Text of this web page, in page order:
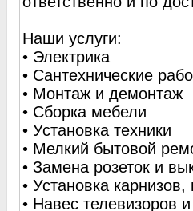
Наши услуги:
• Электрика
• Сантехнические
• Монтаж и демонтаж
• Сборка мебели
• Установка техники
• Мелкий бытовой
• Замена розеток и
• Установка
• Навес телевизоров